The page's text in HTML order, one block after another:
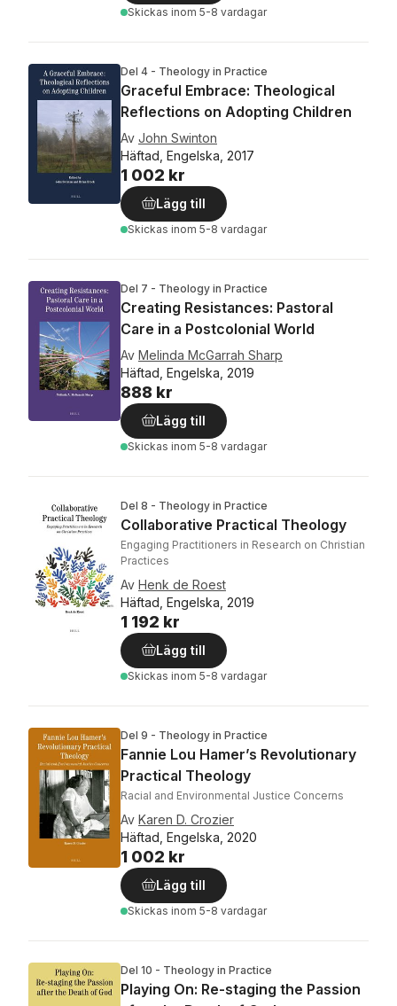
Skickas inom 5-8 vardagar
Del 4 - Theology in Practice
Graceful Embrace: Theological
Reflections on Adopting Children
Av John Swinton
Häftad, Engelska, 2017
1 002 kr
Lägg till
Skickas inom 5-8 vardagar
Del 7 - Theology in Practice
Creating Resistances: Pastoral
Care in a Postcolonial World
Av Melinda McGarrah Sharp
Häftad, Engelska, 2019
888 kr
Lägg till
Skickas inom 5-8 vardagar
Del 8 - Theology in Practice
Collaborative Practical Theology
Engaging Practitioners in Research on Christian
Practices
Av Henk de Roest
Häftad, Engelska, 2019
1 192 kr
Lägg till
Skickas inom 5-8 vardagar
Del 9 - Theology in Practice
Fannie Lou Hamer’s Revolutionary
Practical Theology
Racial and Environmental Justice Concerns
Av Karen D. Crozier
Häftad, Engelska, 2020
1 002 kr
Lägg till
Skickas inom 5-8 vardagar
Del 10 - Theology in Practice
Playing On: Re-staging the Passion